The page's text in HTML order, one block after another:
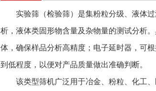
实验筛（检验筛）是集粉粒分级、液体过
析，液体类固形物含量及杂物量的测试分析
体，确保样品分析高精度；电子延时器，可
到低程度，以便对产品质量做出准确判断。
该类型筛机广泛用于冶金、粉粒、化工、